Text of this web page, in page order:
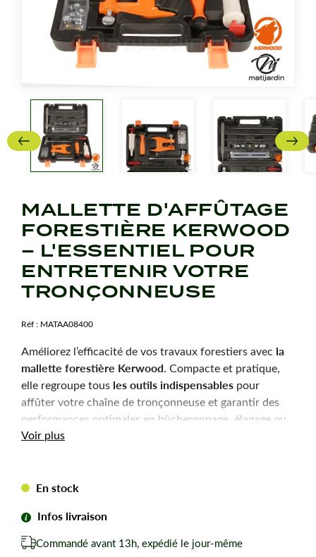
MALLETTE D'AFFÛTAGE
FORESTIÈRE KERWOOD
– L'ESSENTIEL POUR
ENTRETENIR VOTRE
TRONÇONNEUSE
Réf : MATAA08400
Améliorez l’efficacité de vos travaux forestiers avec la
mallette forestière Kerwood. Compacte et pratique,
elle regroupe tous les outils indispensables pour
affûter votre chaîne de tronçonneuse et garantir des
performances optimales en bûcheronnage, élagage ou
débitage.
Contenu de la mallette
Gabarit pour lime
Lime plate pour limiteur de profondeur
Voir plus
En stock
Infos livraison
Commandé avant 13h, expédié le jour-même